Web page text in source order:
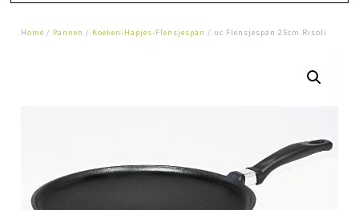
Home / Pannen / Koeken-Hapjes-Flensjespan / uc Flensjespan 25cm Risoli